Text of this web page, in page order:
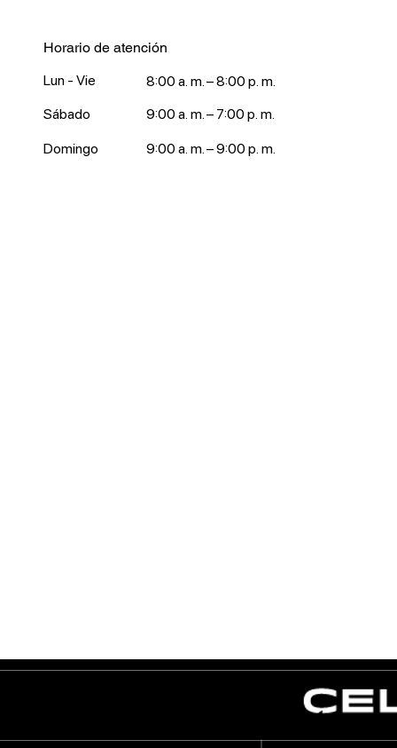
Horario de atención
Lun - Vie
8:00 a. m. – 8:00 p. m.
Sábado
9:00 a. m. – 7:00 p. m.
Domingo 9:00 a. m. – 9:00 p. m.